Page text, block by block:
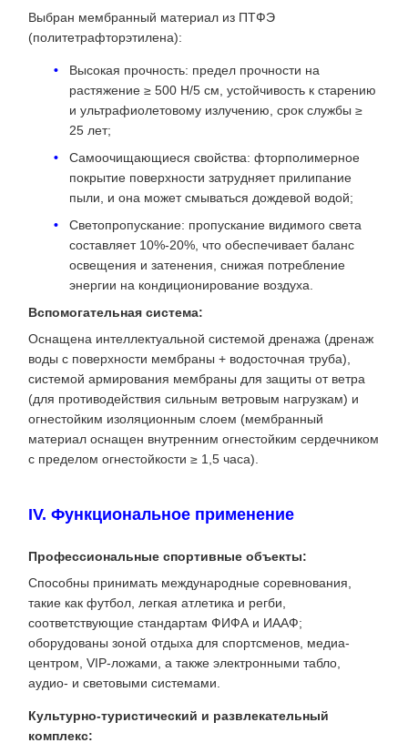
Выбран мембранный материал из ПТФЭ
(политетрафторэтилена):
Высокая прочность: предел прочности на
растяжение ≥ 500 Н/5 см, устойчивость к старению
и ультрафиолетовому излучению, срок службы ≥
25 лет;
Самоочищающиеся свойства: фторполимерное
покрытие поверхности затрудняет прилипание
пыли, и она может смываться дождевой водой;
Светопропускание: пропускание видимого света
составляет 10%-20%, что обеспечивает баланс
освещения и затенения, снижая потребление
энергии на кондиционирование воздуха.
Вспомогательная система:
Оснащена интеллектуальной системой дренажа (дренаж
воды с поверхности мембраны + водосточная труба),
системой армирования мембраны для защиты от ветра
(для противодействия сильным ветровым нагрузкам) и
огнестойким изоляционным слоем (мембранный
материал оснащен внутренним огнестойким сердечником
с пределом огнестойкости ≥ 1,5 часа).
IV. Функциональное применение
​Профессиональные спортивные объекты​:
Способны принимать международные соревнования,
такие как футбол, легкая атлетика и регби,
соответствующие стандартам ФИФА и ИААФ;
оборудованы зоной отдыха для спортсменов, медиа-
центром, VIP-ложами, а также электронными табло,
аудио- и световыми системами.
Культурно-туристический и развлекательный
комплекс: